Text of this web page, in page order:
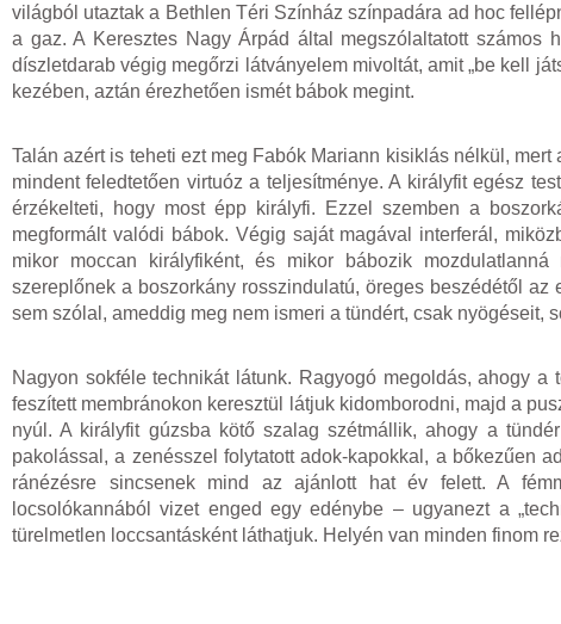
világból utaztak a Bethlen Téri Színház színpadára ad hoc
a gaz. A Keresztes Nagy Árpád által megszólaltatott
díszletdarab végig megőrzi látványelem mivoltát, amit „be kell
kezében, aztán érezhetően ismét bábok megint.
Talán azért is teheti ezt meg Fabók Mariann kisiklás nélkül,
mindent feledtetően virtuóz a teljesítménye. A királyfit egész
érzékelteti, hogy most épp királyfi. Ezzel szemben a
megformált valódi bábok. Végig saját magával interferál,
mikor moccan királyfiként, és mikor bábozik
szereplőnek a boszorkány rosszindulatú, öreges beszédétől
sem szólal, ameddig meg nem ismeri a tündért, csak nyögéseit,
Nagyon sokféle technikát látunk. Ragyogó megoldás, ahogy
feszített membránokon keresztül látjuk kidomborodni, majd a
nyúl. A királyfit gúzsba kötő szalag szétmállik, ahogy a
pakolással, a zenésszel folytatott adok-kapokkal, a bőkezűen
ránézésre sincsenek mind az ajánlott hat év felett. A
locsolókannából vizet enged egy edénybe – ugyanezt a
türelmetlen loccsantásként láthatjuk. Helyén van minden finom